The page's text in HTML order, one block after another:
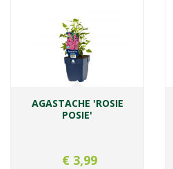
AGASTACHE 'ROSIE
POSIE'
€ 3,99